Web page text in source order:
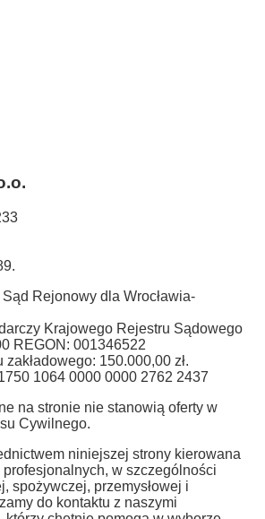
Rejonowy dla Wrocławia-
Krajowego Rejestru Sądowego
REGON: 001346522
zakładowego: 150.000,00 zł.
1064 0000 0000 2762 2437
na stronie nie stanowią oferty w
Cywilnego.
niniejszej strony kierowana
w szczególności
spożywczej, przemysłowej i
do kontaktu z naszymi